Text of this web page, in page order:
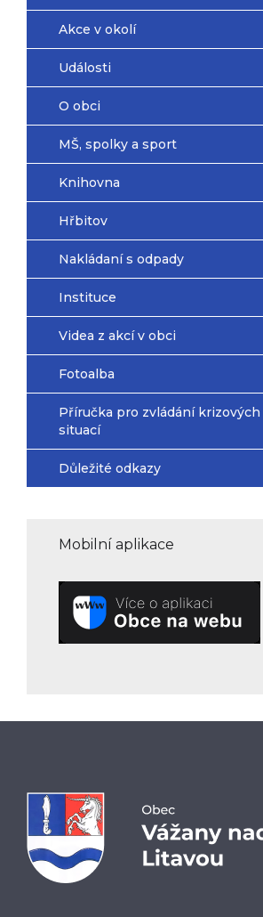
Akce v okolí
Události
O obci
MŠ, spolky a sport
Knihovna
Hřbitov
Nakládaní s odpady
Instituce
Videa z akcí v obci
Fotoalba
Příručka pro zvládání krizových
situací
Důležité odkazy
Mobilní aplikace